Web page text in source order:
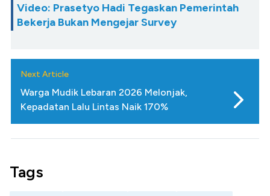
Video: Prasetyo Hadi Tegaskan Pemerintah
Bekerja Bukan Mengejar Survey
Next Article
Warga Mudik Lebaran 2026 Melonjak,
Kepadatan Lalu Lintas Naik 170%
Tags